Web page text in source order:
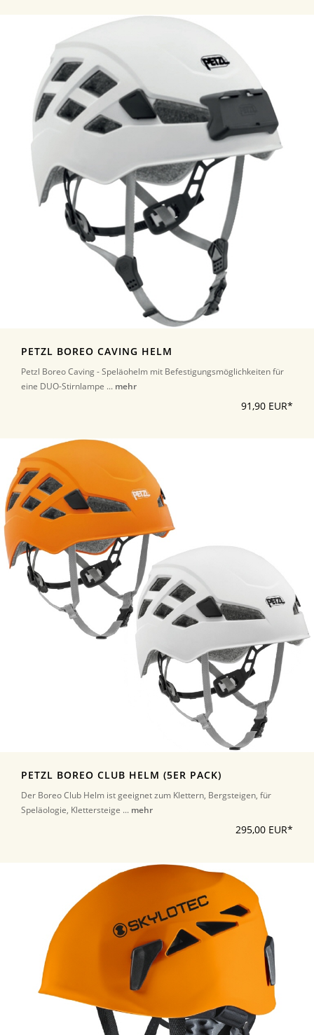
PETZL BOREO CAVING HELM
Petzl Boreo Caving - Speläohelm mit Befestigungsmöglichkeiten für
eine DUO-Stirnlampe ... mehr
91,90 EUR*
PETZL BOREO CLUB HELM (5ER PACK)
Der Boreo Club Helm ist geeignet zum Klettern, Bergsteigen, für
Speläologie, Klettersteige ... mehr
295,00 EUR*